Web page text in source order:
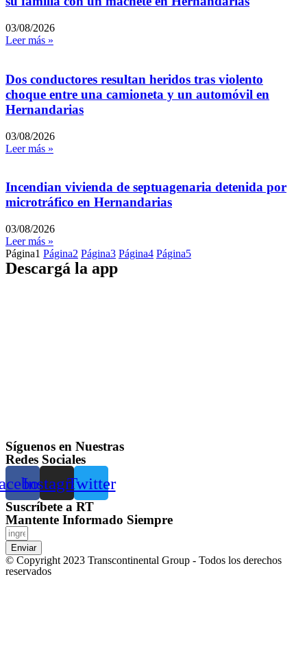
03/08/2026
Leer más »
Dos conductores resultan heridos tras violento
choque entre una camioneta y un automóvil en
Hernandarias
03/08/2026
Leer más »
Incendian vivienda de septuagenaria detenida por
microtráfico en Hernandarias
03/08/2026
Leer más »
Página1 Página2 Página3 Página4 Página5
Descargá la app
Síguenos en Nuestras
Redes Sociales
InstagramTwitter
Suscríbete a RT
Mantente Informado Siempre
Enviar
© Copyright 2023 Transcontinental Group - Todos los derechos
reservados